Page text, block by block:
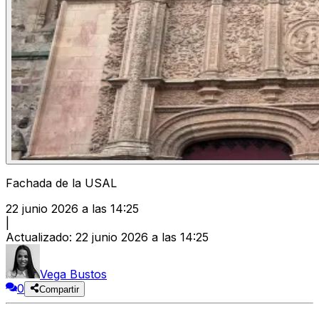
Fachada de la USAL
22 junio 2026 a las 14:25
Actualizado: 22 junio 2026 a las 14:25
Vega Bustos
0
Compartir